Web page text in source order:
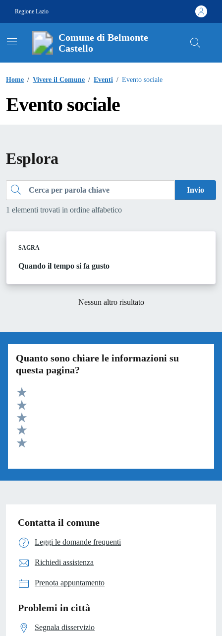
Regione Lazio
Comune di Belmonte
Castello
Home / Vivere il Comune / Eventi / Evento sociale
Evento sociale
Esplora
Cerca Invio
1 elementi trovati in ordine alfabetico
SAGRA
Quando il tempo si fa gusto
Nessun altro risultato
Quanto sono chiare le informazioni su
questa pagina?
Valuta 5 stelle su 5
Valuta 4 stelle su 5
Valuta 3 stelle su 5
Valuta 2 stelle su 5
Contatta il comune
Leggi le domande frequenti
Richiedi assistenza
Prenota appuntamento
Problemi in città
Segnala disservizio